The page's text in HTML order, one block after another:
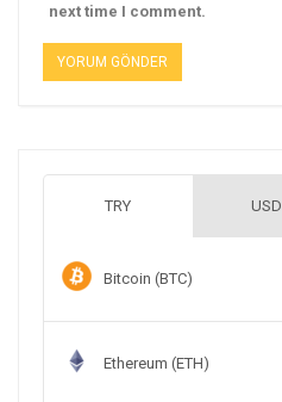
next time I comment.
TRY USD
Bitcoin (BTC)
Ethereum (ETH)